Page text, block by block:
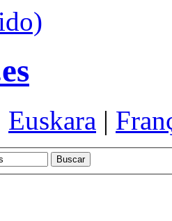
Euskara |